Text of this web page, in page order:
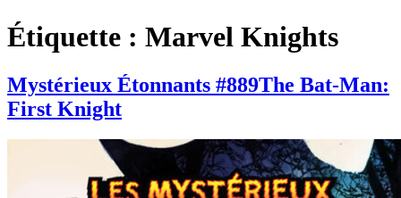
Étiquette : Marvel Knights
Mystérieux Étonnants #889The Bat-Man:
First Knight